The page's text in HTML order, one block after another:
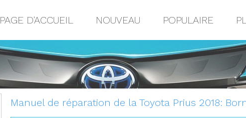
PAGE D'ACCUEIL NOUVEAU POPULAIRE
Manuel de réparation de la Toyota Prius 2018: